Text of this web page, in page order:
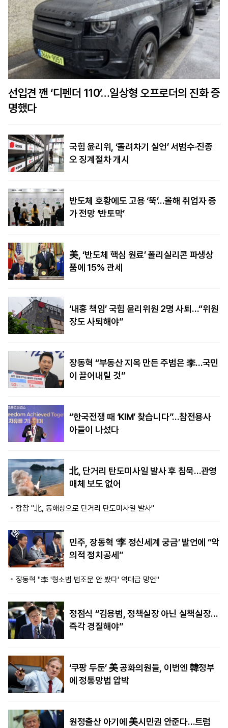
선입견 깬 ‘디펜더 110’…일상형 오프로더의 진화 증
명했다
국힘 윤리위, ‘돌려차기 실언’ 서범수·진종
오 징계절차 개시
반도체 호황에도 고용 ‘뚝’…올해 취업자 증
가 전망 ‘반토막’
美, ‘반도체 핵심 원료’ 폴리실리콘 파생상
품에 15% 관세
‘내홍 책임’ 국힘 윤리위원 2명 사퇴…“위원
장도 사퇴해야”
장동혁 “부동산 지옥 만든 주범은 李…국민
이 끌어내릴 것”
“한국전쟁 때 ‘KIM’ 찾습니다”…참전용사
아들이 나섰다
北, 단거리 탄도미사일 발사 후 침묵…관영
매체 보도 없어
합참 "北, 동해상으로 단거리 탄도미사일 발사"
민주, 장동혁 ‘李 정신세계 궁금’ 발언에 “악
의적 정치공세”
장동혁 "李 '형소법 법조문 안 봤다' 역대급 망언"
정점식 “김용범, 정책실장 아닌 실책실장…
즉각 경질해야”
‘쿠팡 두둔’ 美 공화의원들, 이번엔 韓정부
에 정통망법 압박
원정출산 아기에 美시민권 안준다…트럼